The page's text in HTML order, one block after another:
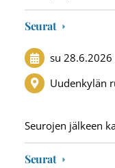
Seurat
su 28.6.2026
Uudenkylän
Seurojen jälkeen
Seurat